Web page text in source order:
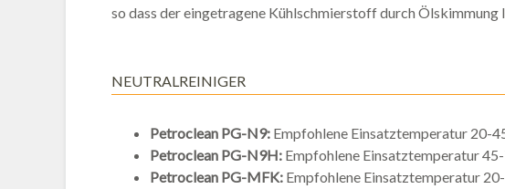
so dass der eingetragene Kühlschmierstoff durch
NEUTRALREINIGER
Petroclean PG-N9: Empfohlene Einsatztemperatur 20-
Petroclean PG-N9H: Empfohlene Einsatztemperatur
Petroclean PG-MFK: Empfohlene Einsatztemperatur